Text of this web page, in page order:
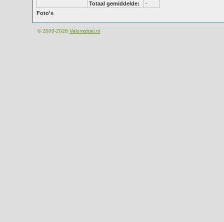
Totaal gemiddelde:
-
Foto's
© 2000-2026 Velomobiel.nl